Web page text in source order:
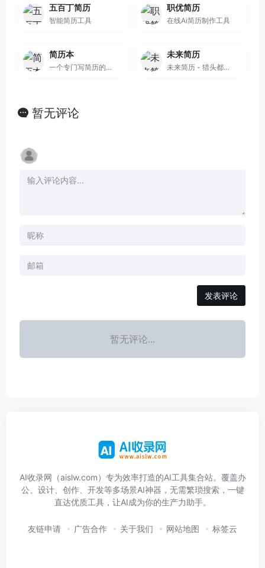
五百丁简历
智能简历工具
职优简历
在线Ai简历制作工具
简历本
一个专门写简历的网站
未来简历
未来简历 - 猎头都在用的小而美简历优化工具！提供海量专业简历模板，AI智能简历优化，让您的简历通过率提升300%。专业HR推荐，快速制作求职简历，轻松获得面试
暂无评论
发表评论
暂无评论...
AI收录网（aislw.com）专为效率打造的AI工具集合站。覆盖办
公、设计、创作、开发等多场景AI神器，无需繁琐搜索，一键
直达优质工具，让AI成为你的生产力助手。
友链申请 广告合作 关于我们 网站地图 标签云